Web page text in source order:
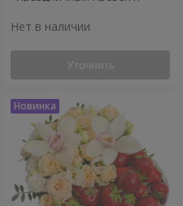
Нет в наличии
Уточнить